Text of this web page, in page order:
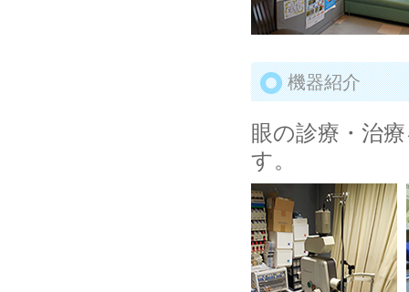
機器紹介
眼の診療・治
す。